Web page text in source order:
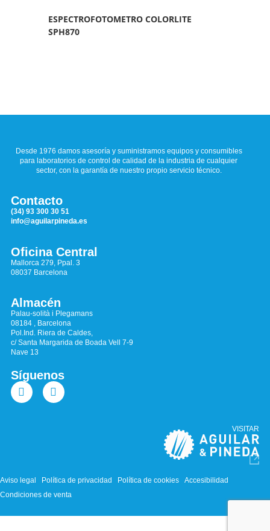
ESPECTROFOTOMETRO COLORLITE
SPH870
Desde 1976 damos asesoría y suministramos equipos y consumibles
para laboratorios de control de calidad de la industria de cualquier
sector, con la garantía de nuestro propio servicio técnico.
Contacto
(34) 93 300 30 51
info@aguilarpineda.es
Oficina Central
Mallorca 279, Ppal. 3
08037 Barcelona
Almacén
Palau-solità i Plegamans
08184 , Barcelona
Pol.Ind. Riera de Caldes,
c/ Santa Margarida de Boada Vell 7-9
Nave 13
Síguenos
VISITAR
Aviso legal Política de privacidad Política de cookies
Accesibilidad
Condiciones de venta